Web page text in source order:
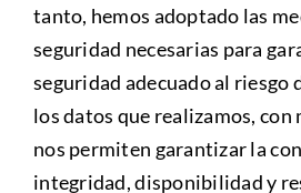
tanto, hemos adoptado las
seguridad necesarias para
seguridad adecuado al
los datos que realizamos, con
nos permiten garantizar la
integridad, disponibilidad y